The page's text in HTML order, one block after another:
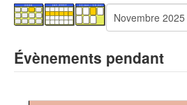
Évènements pendant